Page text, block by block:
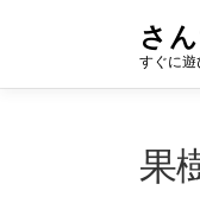
ン
さ
すぐに
果